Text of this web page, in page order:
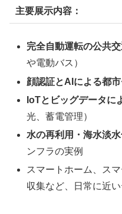
主要展示内容：
完全自動運転の公共
や電動バス）
顔認証とAIによる都
IoTとビッグデータに
光、蓄電管理）
水の再利用・海水淡
ンフラの実例
スマートホーム、ス
収集など、日常に近